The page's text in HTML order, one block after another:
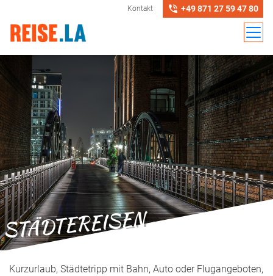
Kontakt +49 871 27 59 47 80
STÄDTEREISEN
Kurzurlaub, Städtetripp mit Bahn, Auto oder Flugangeboten,